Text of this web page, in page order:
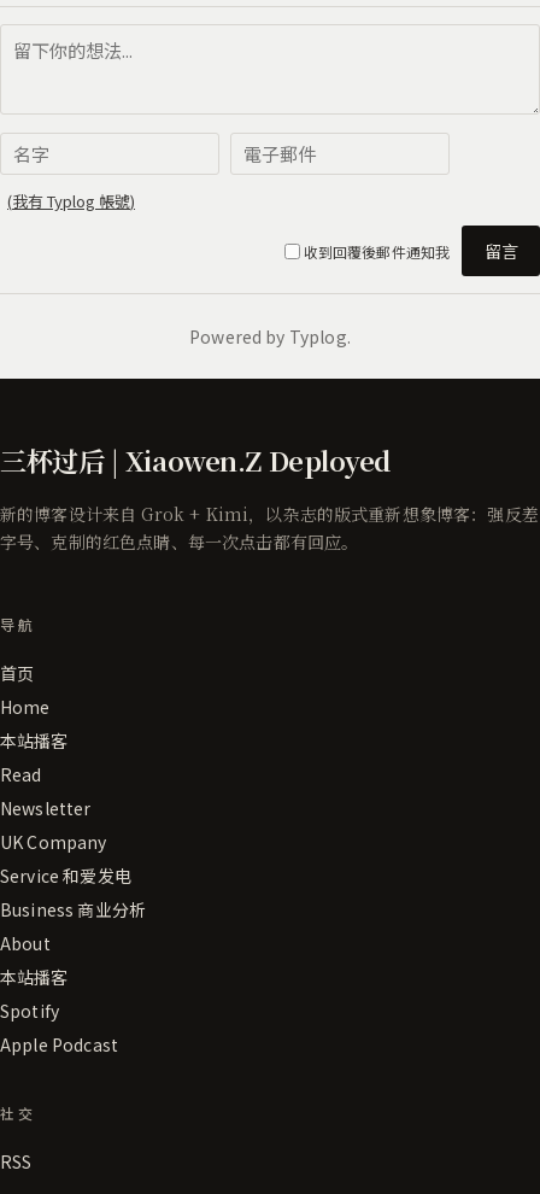
三杯过后 | Xiaowen.Z Deployed
新的博客设计来自 Grok + Kimi，以杂志的版式重新想象博客：强反差
字号、克制的红色点睛、每一次点击都有回应。
导航
首页
Home
本站播客
Read
Newsletter
UK Company
Service 和爱发电
Business 商业分析
About
本站播客
Spotify
Apple Podcast
社交
RSS